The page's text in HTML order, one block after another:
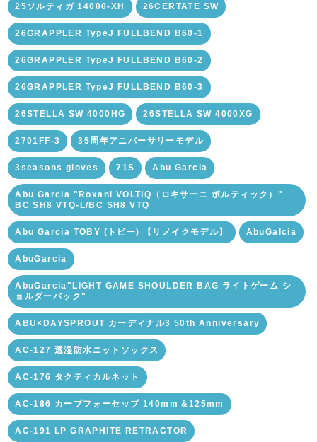
25ソルティガ 14000-XH 26CERTATE SW
26GRAPPLER TypeJ FULLBEND B60-1
26GRAPPLER TypeJ FULLBEND B60-2
26GRAPPLER TypeJ FULLBEND B60-3
26STELLA SW 4000HG 26STELLA SW 4000XG
2701FF-3 35周年アニバーサリーモデル
3seasons gloves 71S Abu Garcia
Abu Garcia "Roxani VOLTIQ（ロキサーニ ボルティック）"
BC SH8 VTQ-L/BC SH8 VTQ
Abu Garcia TOBY (トビー) 【リメイクモデル】 AbuGalcia
AbuGarcia
AbuGarcia"LIGHT GAME SHOULDER BAG ライトゲーム シ
ョルダーバック"
ABU×DAYSPROUT カーディナル3 50th Anniversary
AC-127 透湿防水ニットソックス
AC-176 タクティカルネット
AC-186 カーブフォーセップ 140mm &125mm
AC-191 LP GRAPHITE RETRACTOR